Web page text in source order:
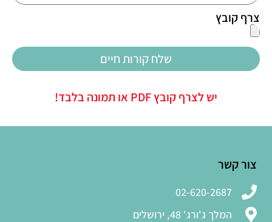
צרף קובץ
שלח קורות חיים
יש לצרף קובץ PDF או תמונה בלבד!
צור קשר
02-620-2687
המלך ג'ורג' 48, ירושלים